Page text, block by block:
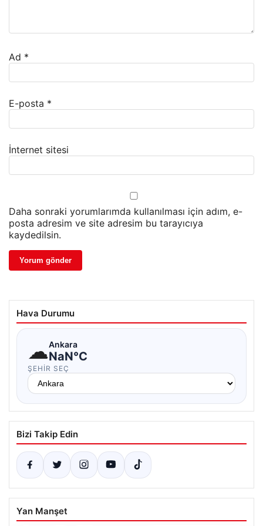
Ad *
E-posta *
İnternet sitesi
Daha sonraki yorumlarımda kullanılması için adım, e-
posta adresim ve site adresim bu tarayıcıya
kaydedilsin.
Hava Durumu
☁Ankara
NaN°C
ŞEHIR SEÇ
Bizi Takip Edin
Yan Manşet